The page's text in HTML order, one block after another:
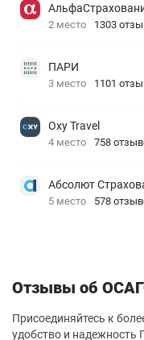
2 место 1303
ПАРИ
3 место 1101
Oxy Travel
4 место 758
Абсолют
5 место 578
Отзывы об
Присоединяйтесь к
удобство и